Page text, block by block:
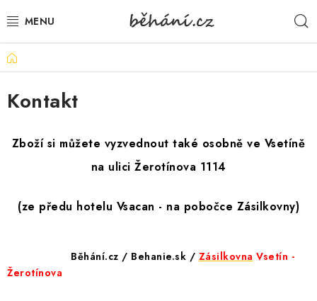
na
BOTY PÁNSKÉ
BOTY DÁMSKÉ
DÁMSKÉ OBLEČENÍ
DOPLŇKY
VELIKOSTNÍ TABULKY
Domů
Kontakt
Zboží si můžete vyzvednout také osobně ve Vsetíně
na ulici Žerotínova 1114
(ze předu hotelu Vsacan - na pobočce Zásilkovny)
Běhání.cz / Behanie.sk / Zásilkovna Vsetín -
Žerotínova